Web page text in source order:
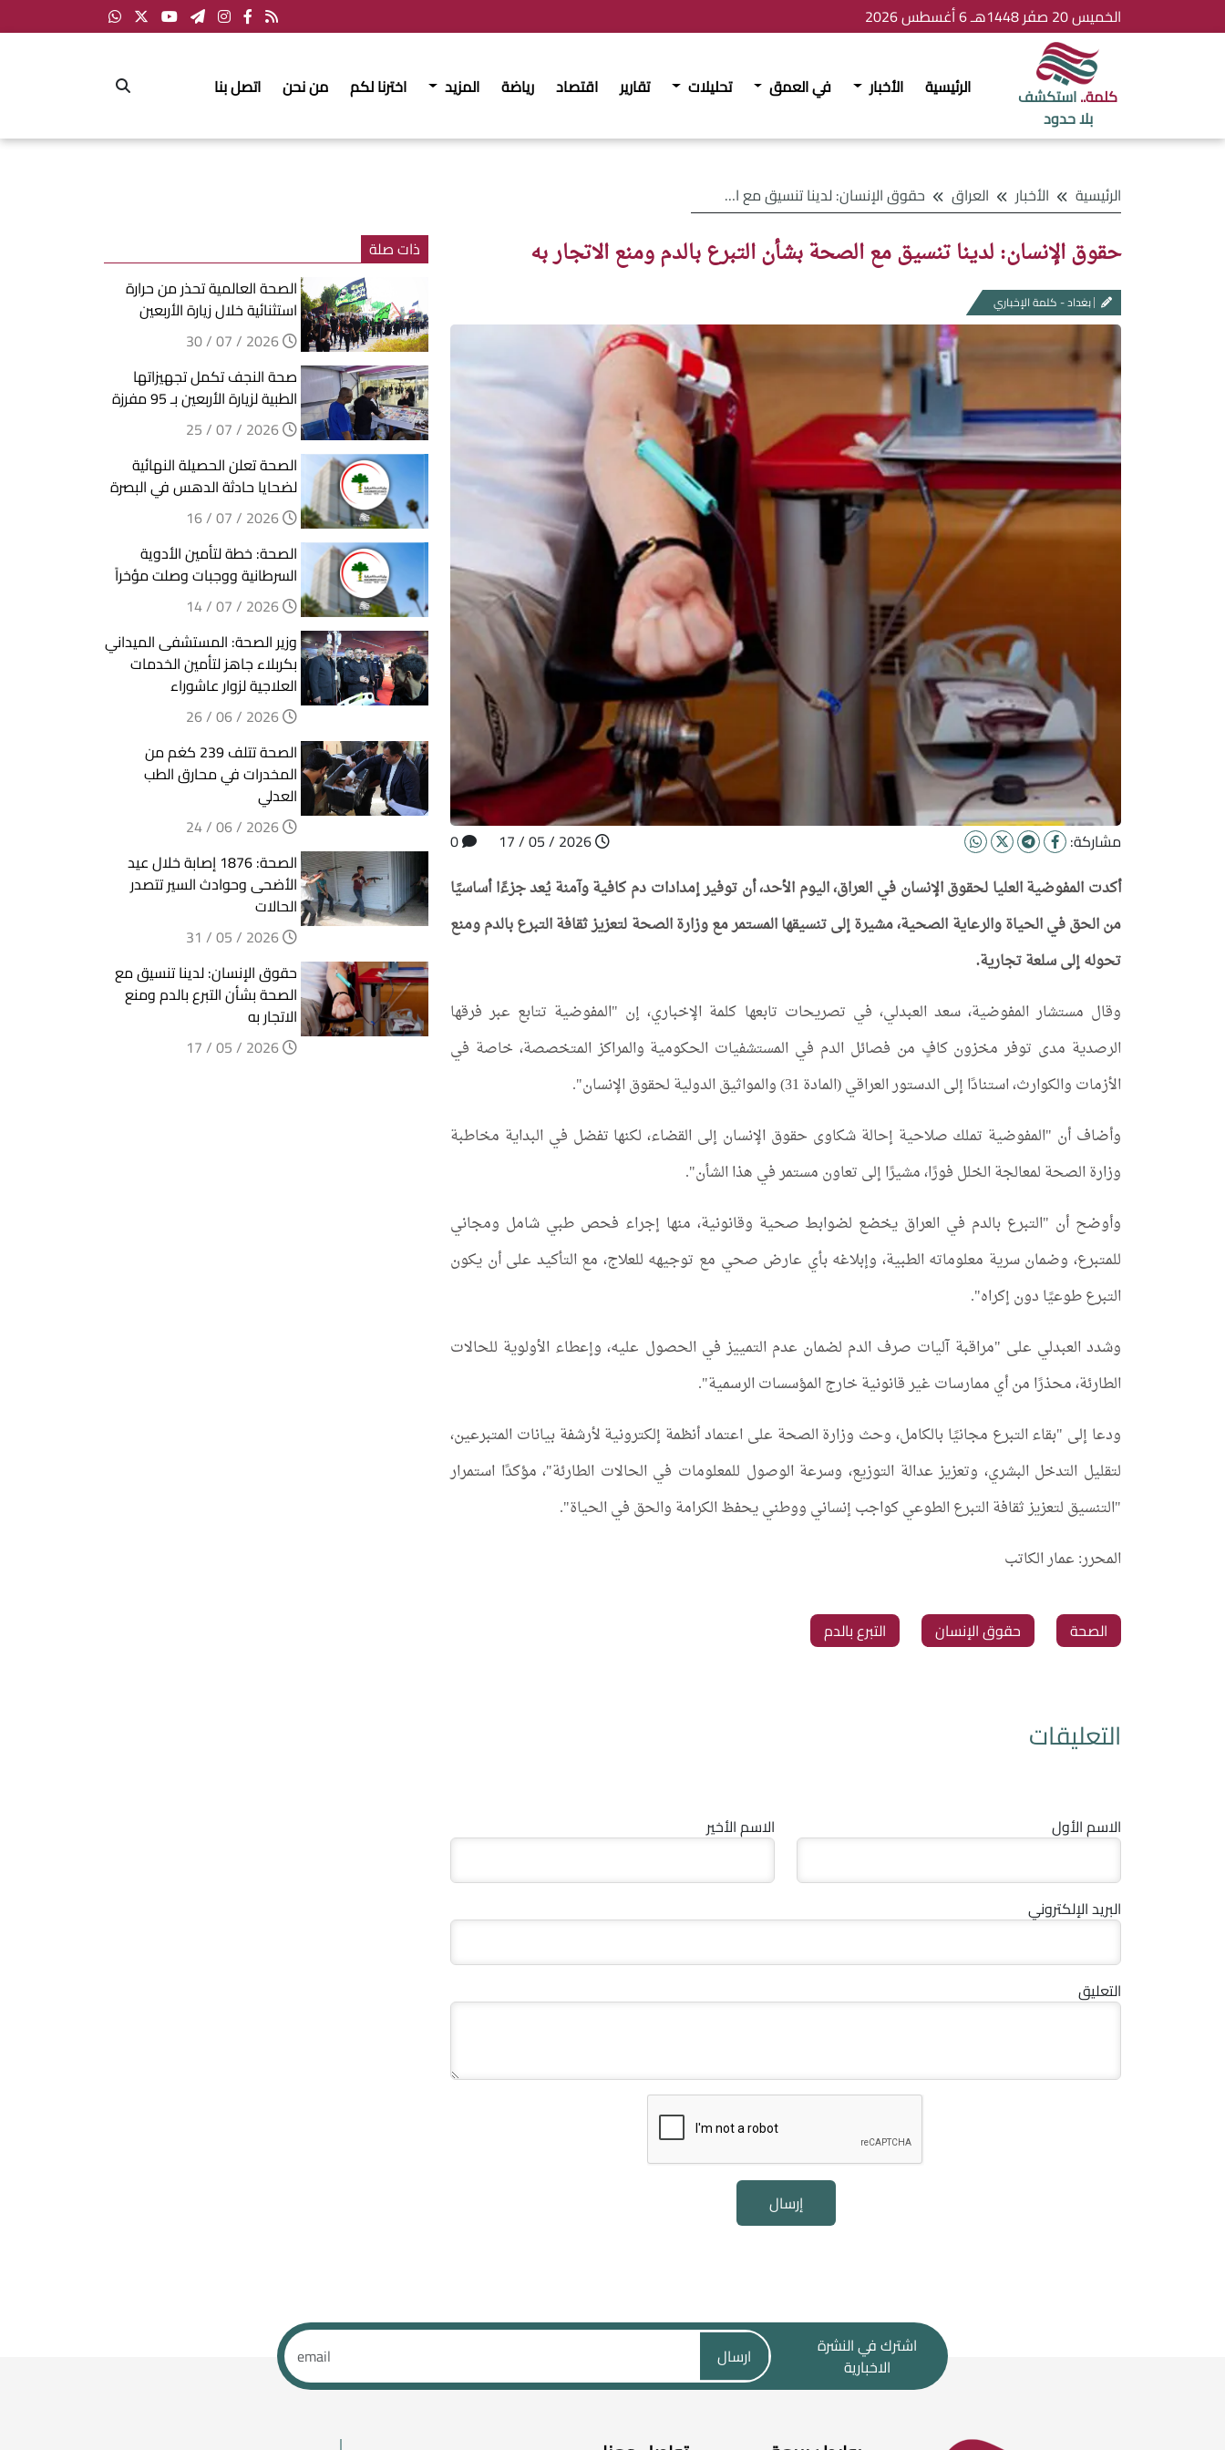
الخميس 20 صفَر 1448هـ 6 أغسطس 2026
كلمة..استكشف
بلا حدود
الرئيسية الأخبار في العمق تحليلات تقارير اقتصاد رياضة المزيد اخترنا لكم من نحن اتصل بنا
الرئيسية الأخبار العراق حقوق الإنسان: لدينا تنسيق مع الصحة بشأن التبرع بالدم ومنع الاتجار به
حقوق الإنسان: لدينا تنسيق مع الصحة بشأن التبرع بالدم ومنع الاتجار به
بغداد - كلمة الإخباري
مشاركة:
أكدت المفوضية العليا لحقوق الإنسان في العراق، اليوم الأحد، أن توفير إمدادات دم كافية وآمنة يُعد جزءًا أساسيًا
من الحق في الحياة والرعاية الصحية، مشيرة إلى تنسيقها المستمر مع وزارة الصحة لتعزيز ثقافة التبرع بالدم ومنع
تحوله إلى سلعة تجارية.
وقال مستشار المفوضية، سعد العبدلي، في تصريحات تابعها كلمة الإخباري، إن "المفوضية تتابع عبر فرقها
الرصدية مدى توفر مخزون كافٍ من فصائل الدم في المستشفيات الحكومية والمراكز المتخصصة، خاصة في
الأزمات والكوارث، استنادًا إلى الدستور العراقي (المادة 31) والمواثيق الدولية لحقوق الإنسان".
وأضاف أن "المفوضية تملك صلاحية إحالة شكاوى حقوق الإنسان إلى القضاء، لكنها تفضل في البداية مخاطبة
وزارة الصحة لمعالجة الخلل فورًا، مشيرًا إلى تعاون مستمر في هذا الشأن".
وأوضح أن "التبرع بالدم في العراق يخضع لضوابط صحية وقانونية، منها إجراء فحص طبي شامل ومجاني
للمتبرع، وضمان سرية معلوماته الطبية، وإبلاغه بأي عارض صحي مع توجيهه للعلاج، مع التأكيد على أن يكون
التبرع طوعيًا دون إكراه".
وشدد العبدلي على "مراقبة آليات صرف الدم لضمان عدم التمييز في الحصول عليه، وإعطاء الأولوية للحالات
الطارئة، محذرًا من أي ممارسات غير قانونية خارج المؤسسات الرسمية".
ودعا إلى "بقاء التبرع مجانيًا بالكامل، وحث وزارة الصحة على اعتماد أنظمة إلكترونية لأرشفة بيانات المتبرعين،
لتقليل التدخل البشري، وتعزيز عدالة التوزيع، وسرعة الوصول للمعلومات في الحالات الطارئة"، مؤكدًا استمرار
"التنسيق لتعزيز ثقافة التبرع الطوعي كواجب إنساني ووطني يحفظ الكرامة والحق في الحياة".
المحرر: عمار الكاتب
‏الصحة ‏حقوق الإنسان ‏التبرع بالدم
التعليقات
الاسم الأول الاسم الأخير
البريد الإلكتروني
التعليق
إرسال
ذات صلة
الصحة العالمية تحذر من حرارة
استثنائية خلال زيارة الأربعين
صحة النجف تكمل تجهيزاتها
الطبية لزيارة الأربعين بـ 95 مفرزة
الصحة تعلن الحصيلة النهائية
لضحايا حادثة الدهس في البصرة
الصحة: خطة لتأمين الأدوية
السرطانية ووجبات وصلت مؤخراً
وزير الصحة: المستشفى الميداني
بكربلاء جاهز لتأمين الخدمات
العلاجية لزوار عاشوراء
الصحة تتلف 239 كغم من
المخدرات في محارق الطب
العدلي
الصحة: 1876 إصابة خلال عيد
الأضحى وحوادث السير تتصدر
الحالات
حقوق الإنسان: لدينا تنسيق مع
الصحة بشأن التبرع بالدم ومنع
الاتجار به
اشترك في النشرة
الاخبارية
ارسال